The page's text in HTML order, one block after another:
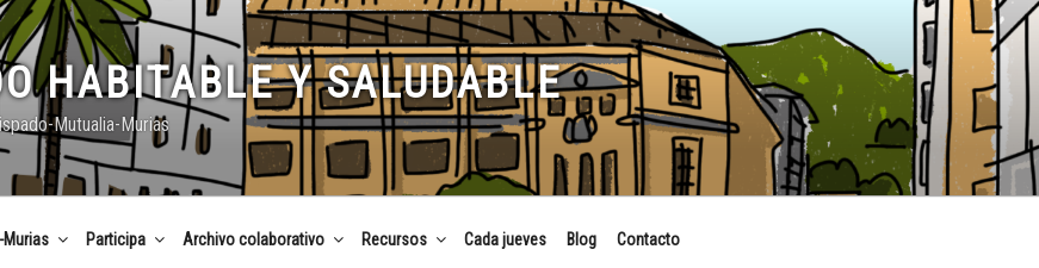
HABITABLE Y SALUDABLE
Mutualia-Murias
Murias Participa Archivo colaborativo Recursos Cada jueves Blog Contacto